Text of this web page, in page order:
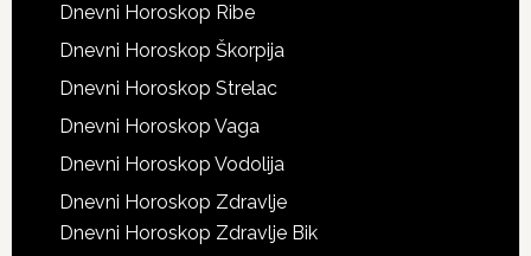
Dnevni Horoskop Ribe
Dnevni Horoskop Škorpija
Dnevni Horoskop Strelac
Dnevni Horoskop Vaga
Dnevni Horoskop Vodolija
Dnevni Horoskop Zdravlje
Dnevni Horoskop Zdravlje Bik